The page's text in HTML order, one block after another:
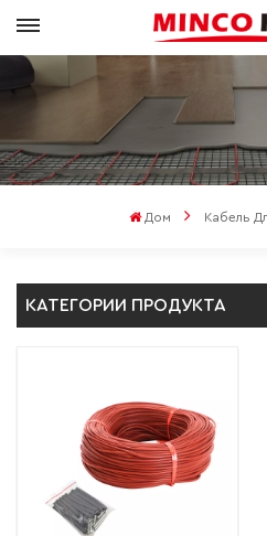
Дом Кабель
КАТЕГОРИИ ПРОДУКТА